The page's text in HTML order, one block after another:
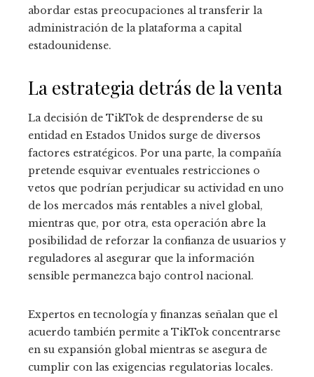
abordar estas preocupaciones al transferir la
administración de la plataforma a capital
estadounidense.
La estrategia detrás de la venta
La decisión de TikTok de desprenderse de su
entidad en Estados Unidos surge de diversos
factores estratégicos. Por una parte, la compañía
pretende esquivar eventuales restricciones o
vetos que podrían perjudicar su actividad en uno
de los mercados más rentables a nivel global,
mientras que, por otra, esta operación abre la
posibilidad de reforzar la confianza de usuarios y
reguladores al asegurar que la información
sensible permanezca bajo control nacional.
Expertos en tecnología y finanzas señalan que el
acuerdo también permite a TikTok concentrarse
en su expansión global mientras se asegura de
cumplir con las exigencias regulatorias locales.